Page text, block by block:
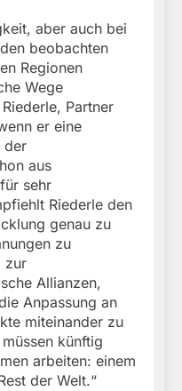
aber auch bei
beobachten
Regionen
Wege
Partner
er eine
der
aus
sehr
Riederle den
genau zu
zu
zur
Allianzen,
Anpassung an
miteinander zu
künftig
arbeiten: einem
der Welt.“